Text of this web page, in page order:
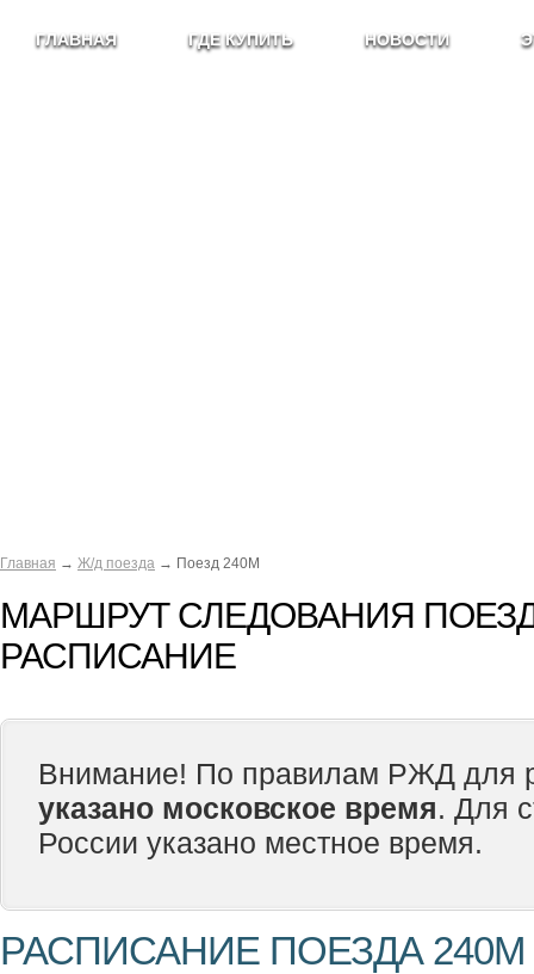
ГЛАВНАЯ ГДЕ КУПИТЬ НОВОСТИ
Главная → Ж/д поезда → Поезд 240М
МАРШРУТ СЛЕДОВАНИЯ
РАСПИСАНИЕ
Внимание! По правилам РЖД для
указано московское время. Для
России указано местное время.
РАСПИСАНИЕ ПОЕЗДА 240М